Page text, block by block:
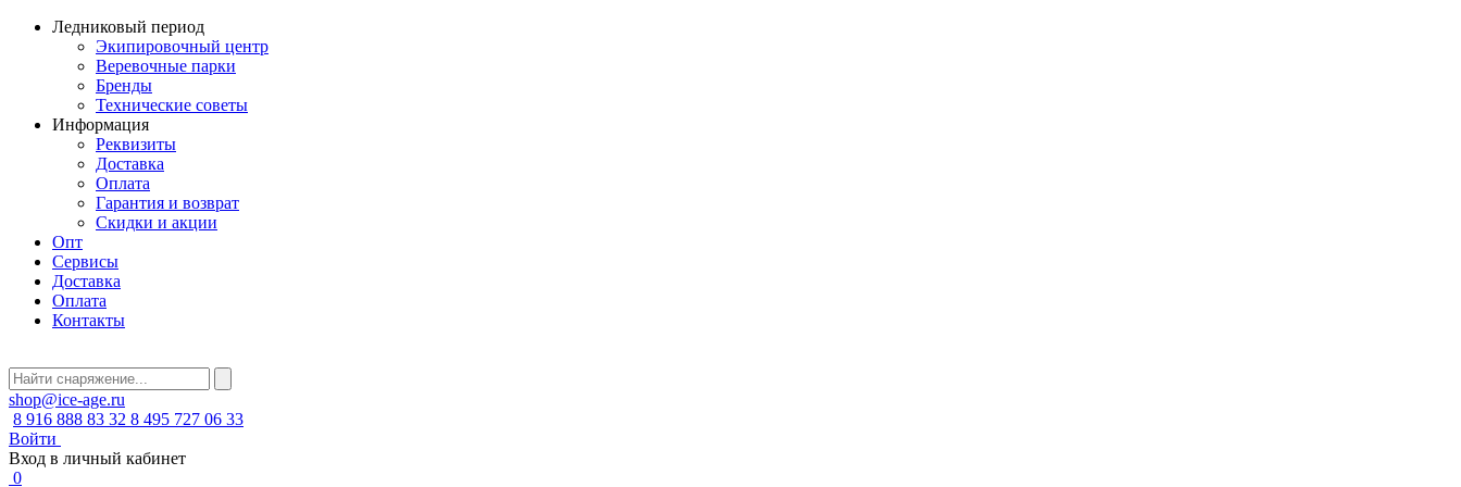
Ледниковый период
Экипировочный центр
Веревочные парки
Бренды
Технические советы
Информация
Реквизиты
Доставка
Оплата
Гарантия и возврат
Скидки и акции
Опт
Сервисы
Доставка
Оплата
Контакты
shop@ice-age.ru
8 916 888 83 32 8 495 727 06 33
Войти
Вход в личный кабинет
0